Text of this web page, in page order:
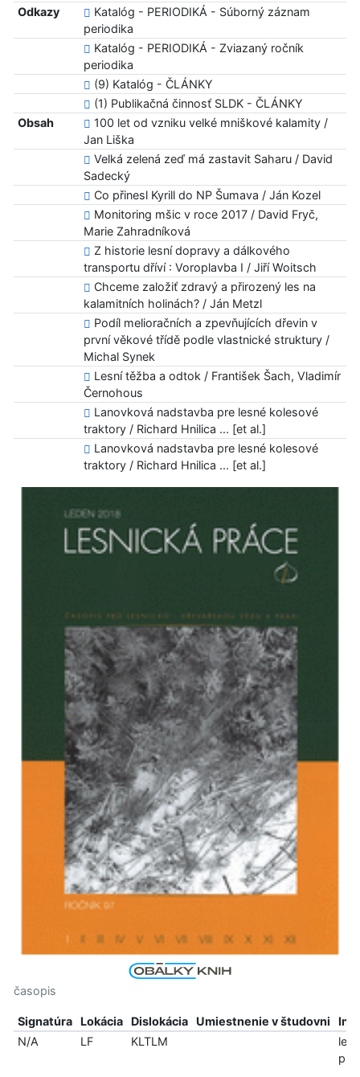
Odkazy
Katalóg - PERIODIKÁ - Súborný záznam
periodika
Katalóg - PERIODIKÁ - Zviazaný ročník
periodika
(9) Katalóg - ČLÁNKY
(1) Publikačná činnosť SLDK - ČLÁNKY
Obsah
100 let od vzniku velké mniškové kalamity /
Jan Liška
Velká zelená zeď má zastavit Saharu / David
Sadecký
Co přinesl Kyrill do NP Šumava / Ján Kozel
Monitoring mšic v roce 2017 / David Fryč,
Marie Zahradníková
Z historie lesní dopravy a dálkového
transportu dříví : Voroplavba I / Jiří Woitsch
Chceme založiť zdravý a přirozený les na
kalamitních holinách? / Ján Metzl
Podíl melioračních a zpevňujících dřevin v
první věkové třídě podle vlastnické struktury /
Michal Synek
Lesní těžba a odtok / František Šach, Vladimír
Černohous
Lanovková nadstavba pre lesné kolesové
traktory / Richard Hnilica ... [et al.]
Lanovková nadstavba pre lesné kolesové
traktory / Richard Hnilica ... [et al.]
časopis
Signatúra Lokácia Dislokácia Umiestnenie v študovni
Info
N/A
LF KLTLM
len